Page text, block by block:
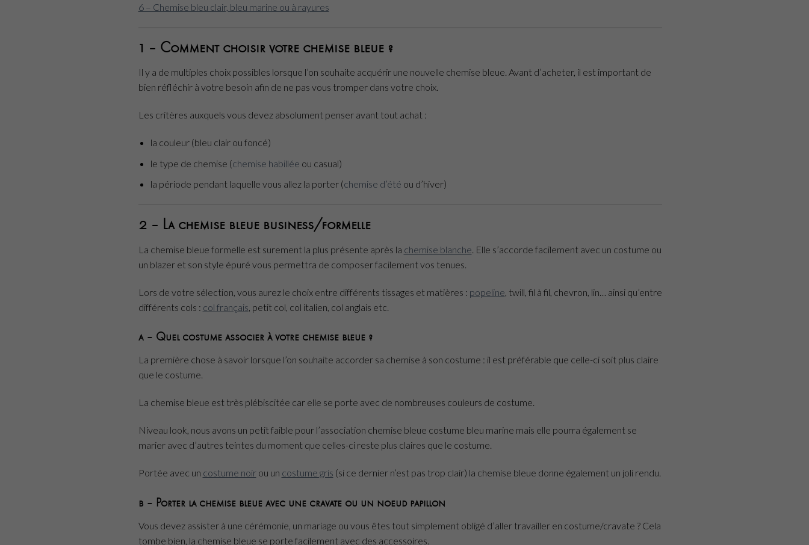
6 – Chemise bleu clair, bleu marine ou à rayures
1 – Comment choisir votre chemise bleue ?
Il y a de multiples choix possibles lorsque l’on souhaite acquérir une nouvelle chemise bleue. Avant d’acheter, il est important de
bien réfléchir à votre besoin afin de ne pas vous tromper dans votre choix.
Les critères auxquels vous devez absolument penser avant tout achat :
la couleur (bleu clair ou foncé)
le type de chemise (chemise habillée ou casual)
la période pendant laquelle vous allez la porter (chemise d’été ou d’hiver)
2 – La chemise bleue business/formelle
La chemise bleue formelle est surement la plus présente après la chemise blanche . Elle s’accorde facilement avec un costume ou
un blazer et son style épuré vous permettra de composer facilement vos tenues.
Lors de votre sélection, vous aurez le choix entre différents tissages et matières : popeline , twill, fil à fil, chevron, lin… ainsi qu’entre
différents cols : col français , petit col, col italien, col anglais etc.
a – Quel costume associer à votre chemise bleue ?
La première chose à savoir lorsque l’on souhaite accorder sa chemise à son costume : il est préférable que celle-ci soit plus claire
que le costume.
La chemise bleue est très plébiscitée car elle se porte avec de nombreuses couleurs de costume.
Niveau look, nous avons un petit faible pour l’association chemise bleue costume bleu marine mais elle pourra également se
marier avec d’autres teintes du moment que celles-ci reste plus claires que le costume.
Portée avec un costume noirou un costume gris (si ce dernier n’est pas trop clair) la chemise bleue donne également un joli rendu.
b – Porter la chemise bleue avec une cravate ou un noeud papillon
Vous devez assister à une cérémonie, un mariage ou vous êtes tout simplement obligé d’aller travailler en costume/cravate ? Cela
tombe bien, la chemise bleue se porte facilement avec des accessoires.